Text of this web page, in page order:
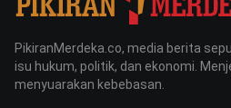
PikiranMerdeka.co, media berita
isu hukum, politik, dan ekonomi.
menyuarakan kebebasan.